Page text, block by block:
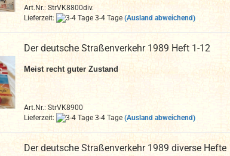
Art.Nr.: StrVK8800div.
Lieferzeit:
3-4 Tage (Ausland abweichend)
Der deutsche Straßenverkehr 1989 Heft 1-12
Meist recht guter Zustand
Art.Nr.: StrVK8900
Lieferzeit:
3-4 Tage (Ausland abweichend)
Der deutsche Straßenverkehr 1989 diverse Hefte